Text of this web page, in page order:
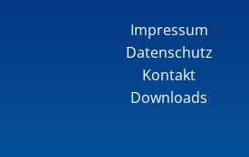
Impressum
Datenschutz
Kontakt
Downloads